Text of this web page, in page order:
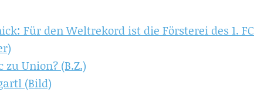
Für den Weltrekord ist die Försterei des 1. FC
Union? (B.Z.)
(Bild)